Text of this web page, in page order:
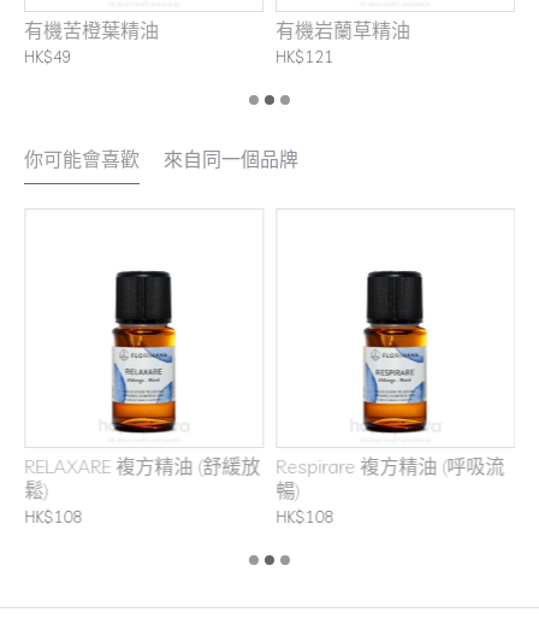
有機苦橙葉精油
HK$49
有機岩蘭草精油
HK$121
你可能會喜歡 來自同一個品牌
RELAXARE 複方精油 (舒緩放
鬆)
HK$108
Respirare 複方精油 (呼吸流
暢)
HK$108